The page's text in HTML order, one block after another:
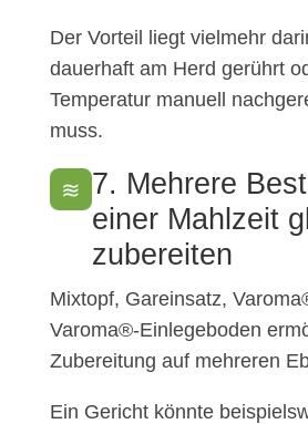
Der Vorteil liegt vielmehr
dauerhaft am Herd gerührt
Temperatur manuell
muss.
≋ 7. Mehrere
einer Mahlzeit
zubereiten
Mixtopf, Gareinsatz,
Varoma®-Einlegeboden
Zubereitung auf mehreren
Ein Gericht könnte